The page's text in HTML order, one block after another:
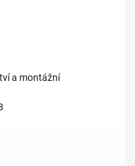
a montážní